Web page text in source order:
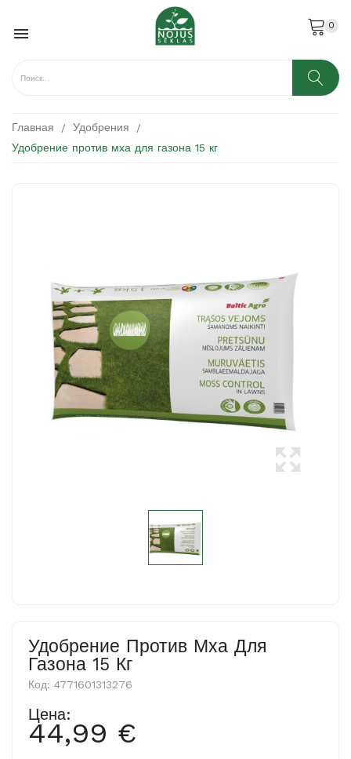
 0
Главная
Удобрения
Удобрение против мха для газона 15 кг
Удобрение Против Мха Для
Газона 15 Кг
Код: 4771601313276
Цена:
44,99 €